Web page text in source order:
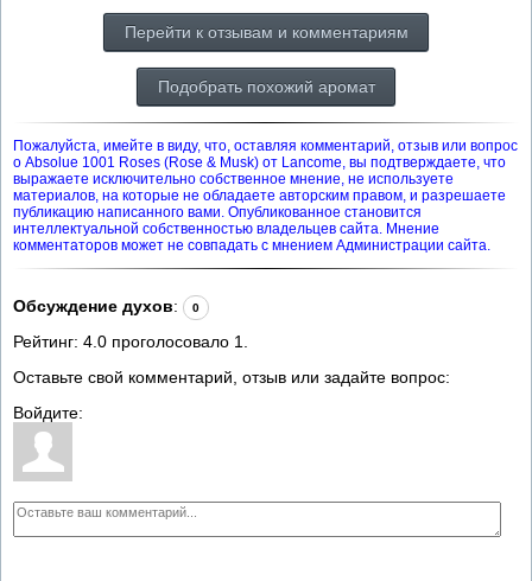
Перейти к отзывам и комментариям
Подобрать похожий аромат
Пожалуйста, имейте в виду, что, оставляя комментарий, отзыв или вопрос
о Absolue 1001 Roses (Rose & Musk) от Lancome, вы подтверждаете, что
выражаете исключительно собственное мнение, не используете
материалов, на которые не обладаете авторским правом, и разрешаете
публикацию написанного вами. Опубликованное становится
интеллектуальной собственностью владельцев сайта. Мнение
комментаторов может не совпадать с мнением Администрации сайта.
Обсуждение духов: 0
Рейтинг: 4.0 проголосовало 1
Оставьте свой комментарий, отзыв или задайте вопрос:
Войдите: